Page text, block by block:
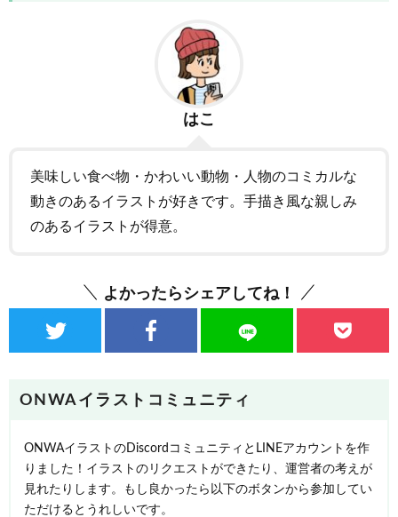
はこ
美味しい食べ物・かわいい動物・人物のコミカルな
動きのあるイラストが好きです。手描き風な親しみ
のあるイラストが得意。
よかったらシェアしてね！
ONWAイラストコミュニティ
ONWAイラストのDiscordコミュニティとLINEアカウントを作
りました！イラストのリクエストができたり、運営者の考えが
見れたりします。もし良かったら以下のボタンから参加してい
ただけるとうれしいです。